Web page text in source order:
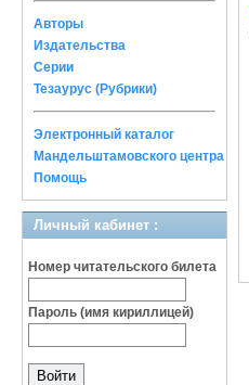
Авторы
Издательства
Серии
Тезаурус (Рубрики)
Электронный каталог
Мандельштамовского центра
Помощь
Личный кабинет :
Номер читательского билета
Пароль (имя кириллицей)